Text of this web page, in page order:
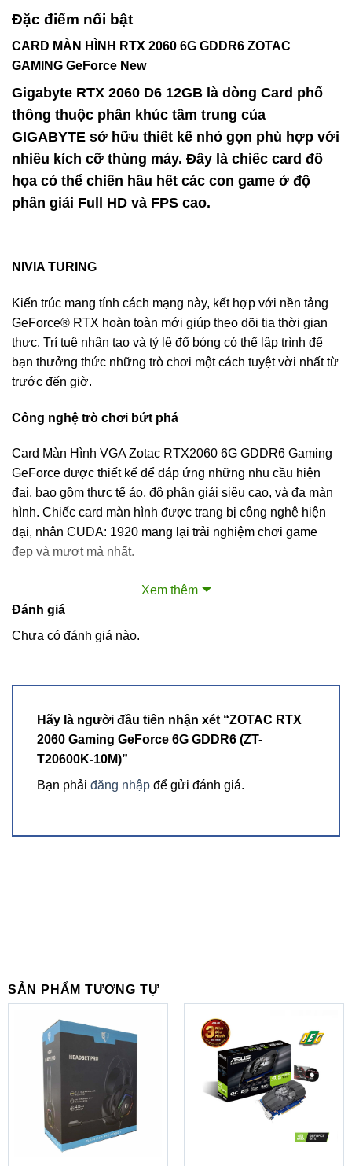
Đặc điểm nổi bật
CARD MÀN HÌNH RTX 2060 6G GDDR6 ZOTAC
GAMING GeForce New
Gigabyte RTX 2060 D6 12GB là dòng Card phổ
thông thuộc phân khúc tầm trung của
GIGABYTE sở hữu thiết kế nhỏ gọn phù hợp với
nhiều kích cỡ thùng máy. Đây là chiếc card đồ
họa có thể chiến hầu hết các con game ở độ
phân giải Full HD và FPS cao.
NIVIA TURING
Kiến trúc mang tính cách mạng này, kết hợp với nền tảng
GeForce® RTX hoàn toàn mới giúp theo dõi tia thời gian
thực. Trí tuệ nhân tạo và tỷ lệ đổ bóng có thể lập trình để
bạn thưởng thức những trò chơi một cách tuyệt vời nhất từ
trước đến giờ.
Công nghệ trò chơi bứt phá
Card Màn Hình VGA Zotac RTX2060 6G GDDR6 Gaming
GeForce được thiết kế để đáp ứng những nhu cầu hiện
đại, bao gồm thực tế ảo, độ phân giải siêu cao, và đa màn
hình. Chiếc card màn hình được trang bị công nghệ hiện
đại, nhân CUDA: 1920 mang lại trải nghiệm chơi game
đẹp và mượt mà nhất.
họa mà không cần bất kỳ kết nối nguồn phụ nào. Card
trang bị quạt kép với thiết kế cánh quạt độc đáo, cung cấp
khả năng tản nhiệt hiệu quả cho hiệu suất cao hơn ở nhiệt
không hoạt động ở chế độ tải nhàn rỗi hoặc thấp, giúp các
gian hoàn toàn yên tĩnh.
Hệ thống tản nhiệt
ZOTAC RTX 2060 6GB có thiết kế quạt tản nhiệt khá đặc
Xem thêm
Đánh giá
Chưa có đánh giá nào.
Hãy là người đầu tiên nhận xét “ZOTAC RTX
2060 Gaming GeForce 6G GDDR6 (ZT-
T20600K-10M)”
Bạn phải đăng nhập để gửi đánh giá.
SẢN PHẨM TƯƠNG TỰ